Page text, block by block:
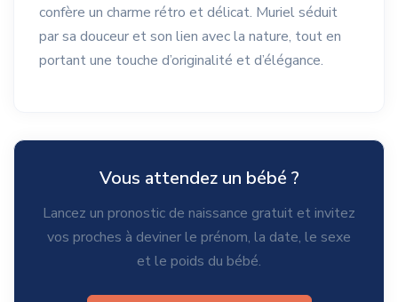
confère un charme rétro et délicat. Muriel séduit
par sa douceur et son lien avec la nature, tout en
portant une touche d’originalité et d’élégance.
Vous attendez un bébé ?
Lancez un pronostic de naissance gratuit et invitez
vos proches à deviner le prénom, la date, le sexe
et le poids du bébé.